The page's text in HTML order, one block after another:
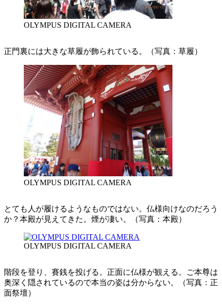
OLYMPUS DIGITAL CAMERA
正門裏には大きな草履が飾られている。（写真：草履）
OLYMPUS DIGITAL CAMERA
とても人が履けるようなものではない。仏様向けなのだろう
か？本殿が見えてきた。煙が凄い。（写真：本殿）
OLYMPUS DIGITAL CAMERA
階段を登り、賽銭を投げる。正面に仏様が観える。ご本尊は
奥深く隠されているので本当の姿は分からない。（写真：正
面祭壇）